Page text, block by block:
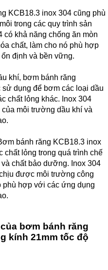
KCB18.3 inox 304 cũng phù
trong các quy trình sản
có khả năng chống ăn mòn
chất, làm cho nó phù hợp
định và bền vững.
khí, bơm bánh răng
dụng để bơm các loại dầu
chất lỏng khác. Inox 304
môi trường dầu khí và
bánh răng KCB18.3 inox
chất lỏng trong quá trình chế
chất bảo dưỡng. Inox 304
được môi trường công
phù hợp với các ứng dụng
bơm bánh răng
kính 21mm tốc độ